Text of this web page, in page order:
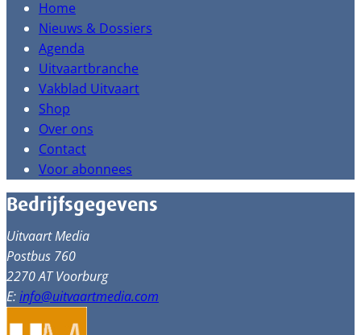
Home
Nieuws & Dossiers
Agenda
Uitvaartbranche
Vakblad Uitvaart
Shop
Over ons
Contact
Voor abonnees
Bedrijfsgegevens
Uitvaart Media
Postbus 760
2270 AT Voorburg
E:info@uitvaartmedia.com